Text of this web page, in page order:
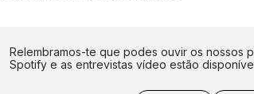
Relembramos-te que podes ouvir os nossos
Spotify e as entrevistas vídeo estão